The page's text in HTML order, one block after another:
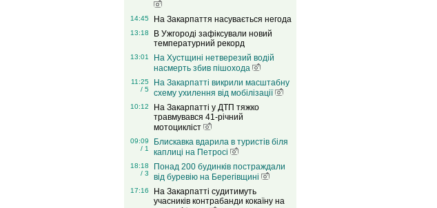
14:45 На Закарпаття насувається негода
13:18
В Ужгороді зафіксували новий
температурний рекорд
13:01
На Хустщині нетверезий водій
насмерть збив пішохода
11:25
/ 5
На Закарпатті викрили масштабну
схему ухилення від мобілізації
10:12
На Закарпатті у ДТП тяжко
травмувався 41-річний
мотоцикліст
09:09
/ 1
Блискавка вдарила в туристів біля
каплиці на Петросі
18:18
/ 3
Понад 200 будинків постраждали
від буревію на Берегівщині
17:16
На Закарпатті судитимуть
учасників контрабанди кокаїну на